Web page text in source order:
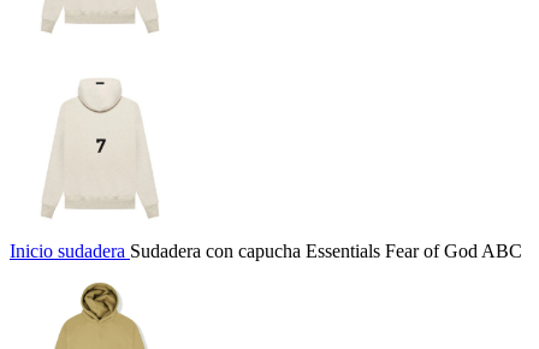
Inicio sudadera Sudadera con capucha Essentials Fear of God ABC